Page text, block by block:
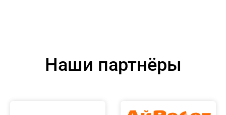
Наши партнёры